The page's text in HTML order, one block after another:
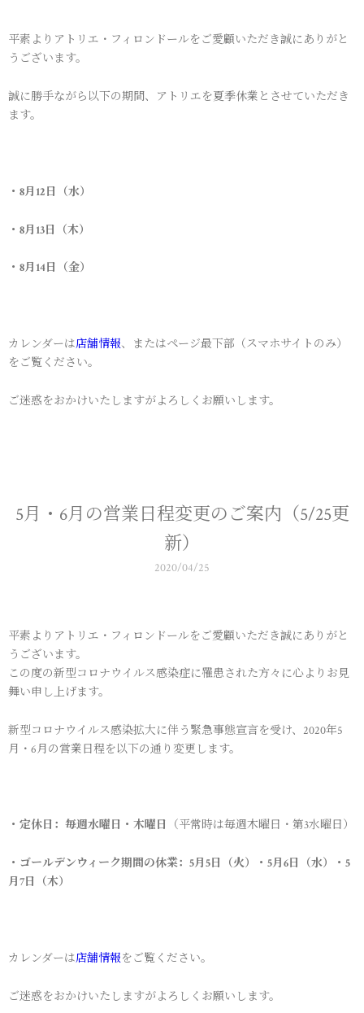
平素よりアトリエ・フィロンドールをご愛顧いただき誠にありがと
うございます。
誠に勝手ながら以下の期間、アトリエを夏季休業とさせていただき
ます。
・8月12日（水）
・8月13日（木）
・8月14日（金）
カレンダーは店舗情報、またはページ最下部（スマホサイトのみ）
をご覧ください。
ご迷惑をおかけいたしますがよろしくお願いします。
5月・6月の営業日程変更のご案内（5/25更
新）
2020/04/25
平素よりアトリエ・フィロンドールをご愛顧いただき誠にありがと
うございます。
この度の新型コロナウイルス感染症に罹患された方々に心よりお見
舞い申し上げます。
新型コロナウイルス感染拡大に伴う緊急事態宣言を受け、2020年5
月・6月の営業日程を以下の通り変更します。
・定休日：毎週水曜日・木曜日 （平常時は毎週木曜日・第3水曜日）
・ゴールデンウィーク期間の休業：5月5日（火）・5月6日（水）・5
月7日（木）
カレンダーは店舗情報をご覧ください。
ご迷惑をおかけいたしますがよろしくお願いします。